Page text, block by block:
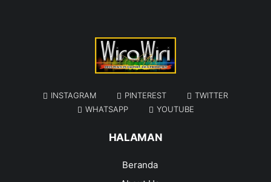
INSTAGRAM PINTEREST
TWITTER
WHATSAPP
YOUTUBE
HALAMAN
Beranda